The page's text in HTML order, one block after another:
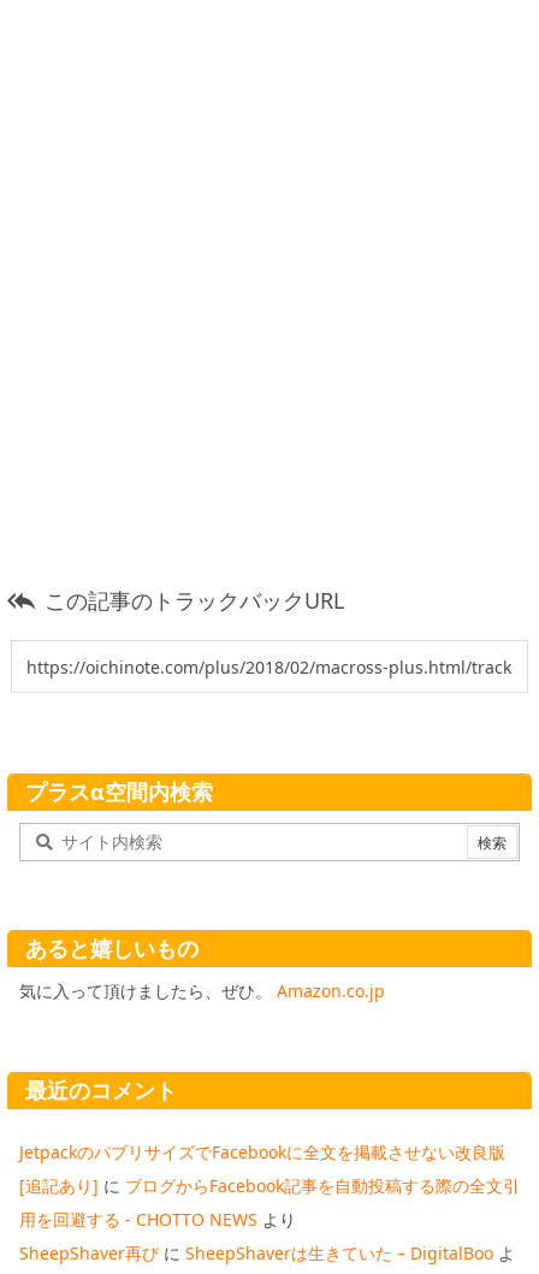
 この記事のトラックバックURL
プラスα空間内検索
あると嬉しいもの
気に入って頂けましたら、ぜひ。 Amazon.co.jp
最近のコメント
JetpackのパブリサイズでFacebookに全文を掲載させない改良版
[追記あり] に ブログからFacebook記事を自動投稿する際の全文引
用を回避する - CHOTTO NEWS より
SheepShaver再び に SheepShaverは生きていた – DigitalBoo よ